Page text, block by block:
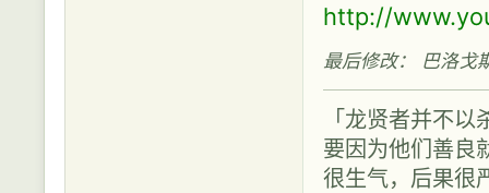
http://
最后修改： 巴洛
「龙贤者并不
要因为他们善良
很生气，后果很